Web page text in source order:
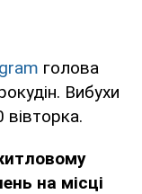
голова
Вибухи
вівторка.
на місці